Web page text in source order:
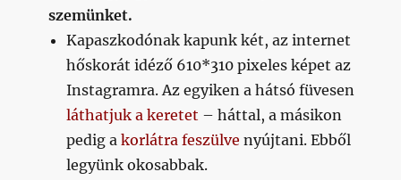
szemünket.
Kapaszkodónak kapunk két, az internet
hőskorát idéző 610*310 pixeles képet az
Instagramra. Az egyiken a hátsó füvesen
láthatjuk a keretet – háttal, a másikon
pedig akorlátra feszülve nyújtani. Ebből
legyünk okosabbak.